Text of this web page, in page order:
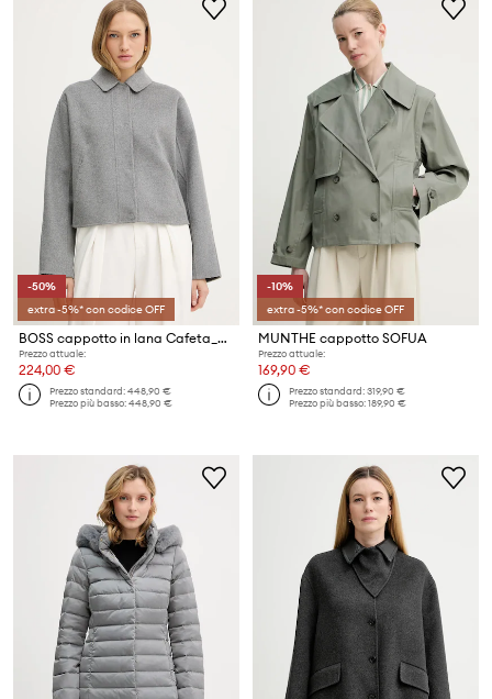
-50%
extra -5%* con codice OFF
BOSS cappotto in lana Cafeta_DF
Prezzo attuale:
224,00 €
Prezzo standard:448,90 €
Prezzo più basso:448,90 €
-10%
extra -5%* con codice OFF
MUNTHE cappotto SOFUA
Prezzo attuale:
169,90 €
Prezzo standard:319,90 €
Prezzo più basso:189,90 €